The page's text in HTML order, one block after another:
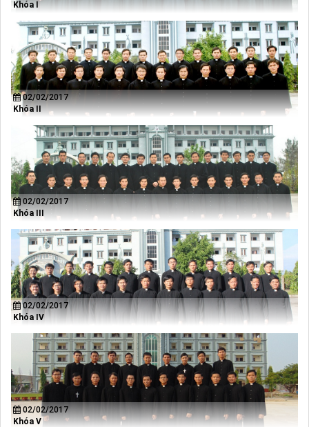
Khóa I
02/02/2017
Khóa II
02/02/2017
Khóa III
02/02/2017
Khóa IV
02/02/2017
Khóa V